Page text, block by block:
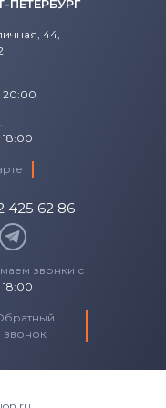
ПЕТЕРБУРГ
44,
20:00
425 62 86
звонки с
звонок